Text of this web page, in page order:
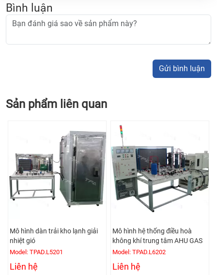
Bình luận
Gửi bình luận
Sản phẩm liên quan
giải
Mô hình hệ thống điều hoà
không khí trung tâm AHU GAS
Model: TPAD.L6202
Liên hệ
Mô hình dàn trải hệ thống
hoà trung tâm VRV
Model: TPAD.L6306
Liên hệ